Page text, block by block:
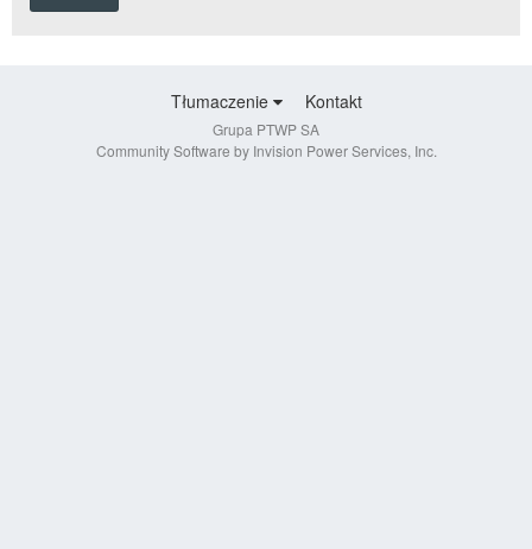
Tłumaczenie Kontakt
Grupa PTWP SA
Community Software by Invision Power Services, Inc.